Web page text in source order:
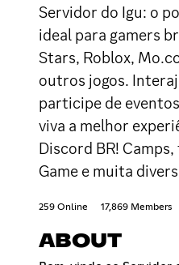
Servidor do Igu: o
ideal para gamers
Stars, Roblox,
outros jogos.
participe de
viva a melhor
Discord BR!
Game e muita
259 Online 17,869 Members
ABOUT